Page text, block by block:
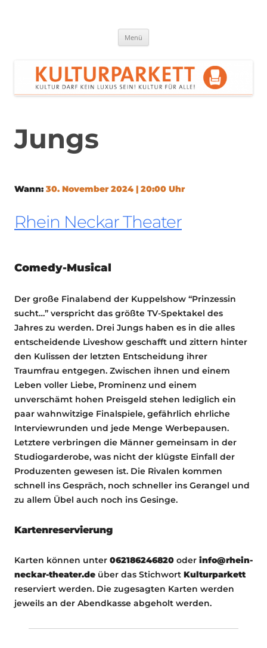
Menü
Jungs
Wann: 30. November 2024 | 20:00 Uhr
Rhein Neckar Theater
Comedy-Musical
Der große Finalabend der Kuppelshow “Prinzessin
sucht…” verspricht das größte TV-Spektakel des
Jahres zu werden. Drei Jungs haben es in die alles
entscheidende Liveshow geschafft und zittern hinter
den Kulissen der letzten Entscheidung ihrer
Traumfrau entgegen. Zwischen ihnen und einem
Leben voller Liebe, Prominenz und einem
unverschämt hohen Preisgeld stehen lediglich ein
paar wahnwitzige Finalspiele, gefährlich ehrliche
Interviewrunden und jede Menge Werbepausen.
Letztere verbringen die Männer gemeinsam in der
Studiogarderobe, was nicht der klügste Einfall der
Produzenten gewesen ist. Die Rivalen kommen
schnell ins Gespräch, noch schneller ins Gerangel und
zu allem Übel auch noch ins Gesinge.
Kartenreservierung
Karten können unter 062186246820 oder info@rhein-
neckar-theater.de über das Stichwort Kulturparkett
reserviert werden. Die zugesagten Karten werden
jeweils an der Abendkasse abgeholt werden.